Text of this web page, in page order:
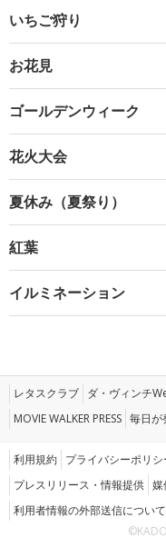
いちご狩り
お花見
ゴールデンウィーク
花火大会
夏休み（夏祭り）
紅葉
イルミネーション
レタスクラブ ダ・ヴィンチ
MOVIE WALKER PRESS 毎日が
利用規約 プライバシーポリシ
プレスリリース・情報提供 媒
利用者情報の外部送信について